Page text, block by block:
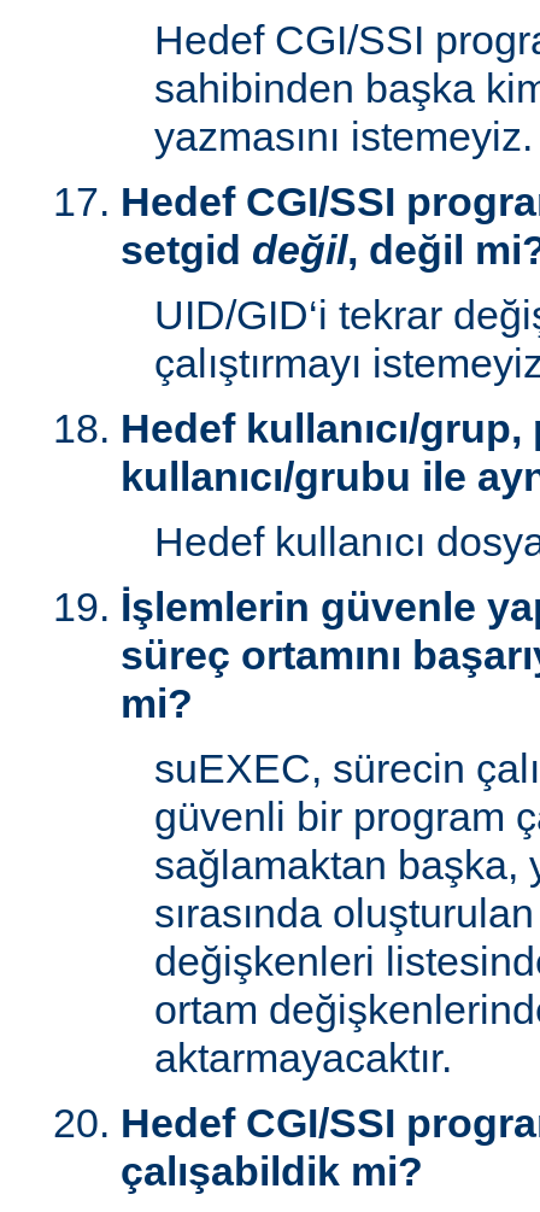
Hedef CGI/SSI
sahibinden başka
yazmasını istemeyiz.
Hedef CGI/SSI
setgid değil, değil
UID/GID‘i tekrar
çalıştırmayı
Hedef kullanıcı/grup,
kullanıcı/grubu ile
Hedef kullanıcı
İşlemlerin güvenle
süreç ortamını
mi?
suEXEC, sürecin
güvenli bir program
sağlamaktan başka,
sırasında
değişkenleri
ortam
aktarmayacaktır.
Hedef CGI/SSI
çalışabildik mi?